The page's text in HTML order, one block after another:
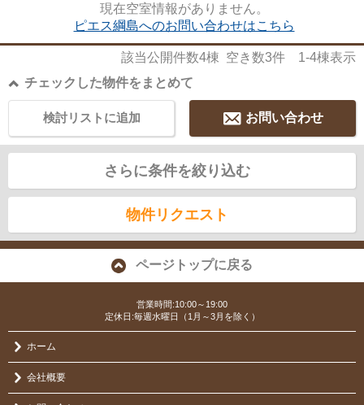
現在空室情報がありません。
ピエス綱島へのお問い合わせはこちら
該当公開件数4棟 空き数3件 1-4棟表示
チェックした物件をまとめて
お問い合わせ
検討リストに追加
さらに条件を絞り込む
物件リクエスト
ページトップに戻る
営業時間:10:00～19:00
定休日:毎週水曜日（1月～3月を除く）
ホーム
会社概要